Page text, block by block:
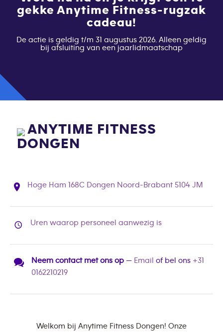
gekke Anytime Fitness-rugzak
cadeau!
De actie is geldig t/m 31 augustus 2026. Alleen geldig
bij afsluiting van een jaarlidmaatschap
ANYTIME FITNESS
DONGEN
Hoge Ham 168C Dongen Noord-Brabant 5104 JM
Uren waarop personeel aanwezig is
Neem contact met ons op — Email of bel ons +31
0162210219
Welkom bij Anytime Fitness Dongen! Onze